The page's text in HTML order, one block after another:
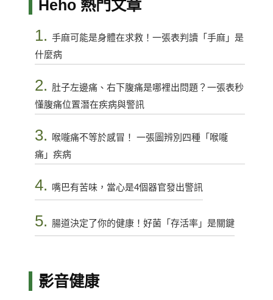
Heho 熱門文章
1. 手麻可能是身體在求救！一張表判讀「手麻」是
什麼病
2. 肚子左邊痛、右下腹痛是哪裡出問題？一張表秒
懂腹痛位置潛在疾病與警訊
3.
喉嚨痛不等於感冒！ 一張圖辨別四種「喉嚨
痛」疾病
4. 嘴巴有苦味，當心是4個器官發出警訊
5. 腸道決定了你的健康！好菌「存活率」是關鍵
影音健康